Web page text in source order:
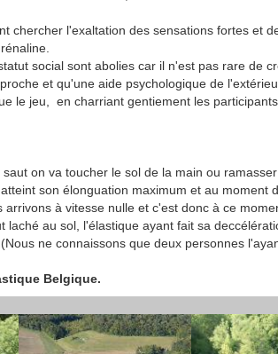
l'exaltation des sensations fortes et
social sont abolies car il n'est pas rare de
et qu'une aide psychologique de
le jeu, en charriant gentiement les participants.
on va toucher le sol de la main ou
son élonguation maximum et au moment
à vitesse nulle et c'est donc à ce
au sol, l'élastique ayant fait sa
ne connaissons que deux personnes
Belgique.